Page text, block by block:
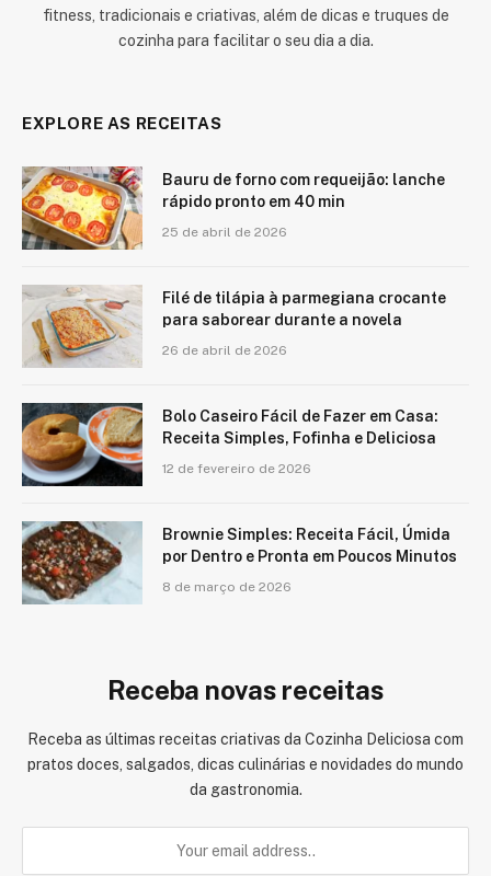
fitness, tradicionais e criativas, além de dicas e truques de
cozinha para facilitar o seu dia a dia.
EXPLORE AS RECEITAS
Bauru de forno com requeijão: lanche
rápido pronto em 40 min
25 de abril de 2026
Filé de tilápia à parmegiana crocante
para saborear durante a novela
26 de abril de 2026
Bolo Caseiro Fácil de Fazer em Casa:
Receita Simples, Fofinha e Deliciosa
12 de fevereiro de 2026
Brownie Simples: Receita Fácil, Úmida
por Dentro e Pronta em Poucos Minutos
8 de março de 2026
Receba novas receitas
Receba as últimas receitas criativas da Cozinha Deliciosa com
pratos doces, salgados, dicas culinárias e novidades do mundo
da gastronomia.